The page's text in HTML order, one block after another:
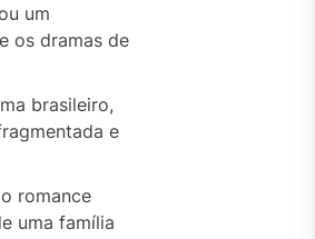
um
os dramas de
brasileiro,
e
romance
uma família